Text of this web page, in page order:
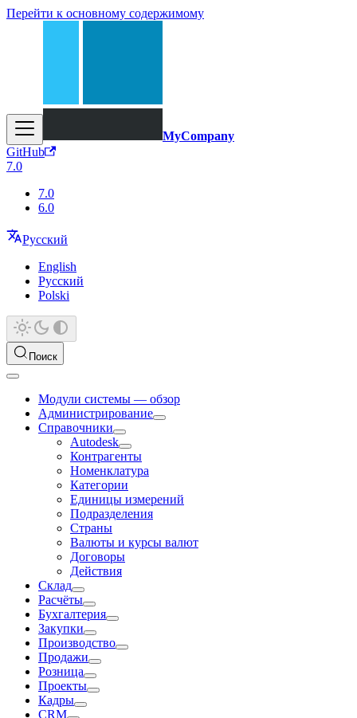
Перейти к основному содержимому
MyCompany
GitHub
7.0
7.0
6.0
Русский
English
Русский
Polski
Поиск
Модули системы — обзор
Администрирование
Справочники
Autodesk
Контрагенты
Номенклатура
Категории
Единицы измерений
Подразделения
Страны
Валюты и курсы валют
Договоры
Действия
Склад
Расчёты
Бухгалтерия
Закупки
Производство
Продажи
Розница
Проекты
Кадры
CRM